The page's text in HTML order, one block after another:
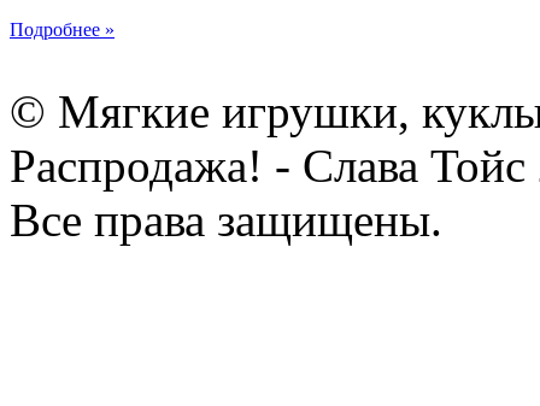
Подробнее »
© Мягкие игрушки,
Распродажа! - Слава Тойс
Все права защищены.